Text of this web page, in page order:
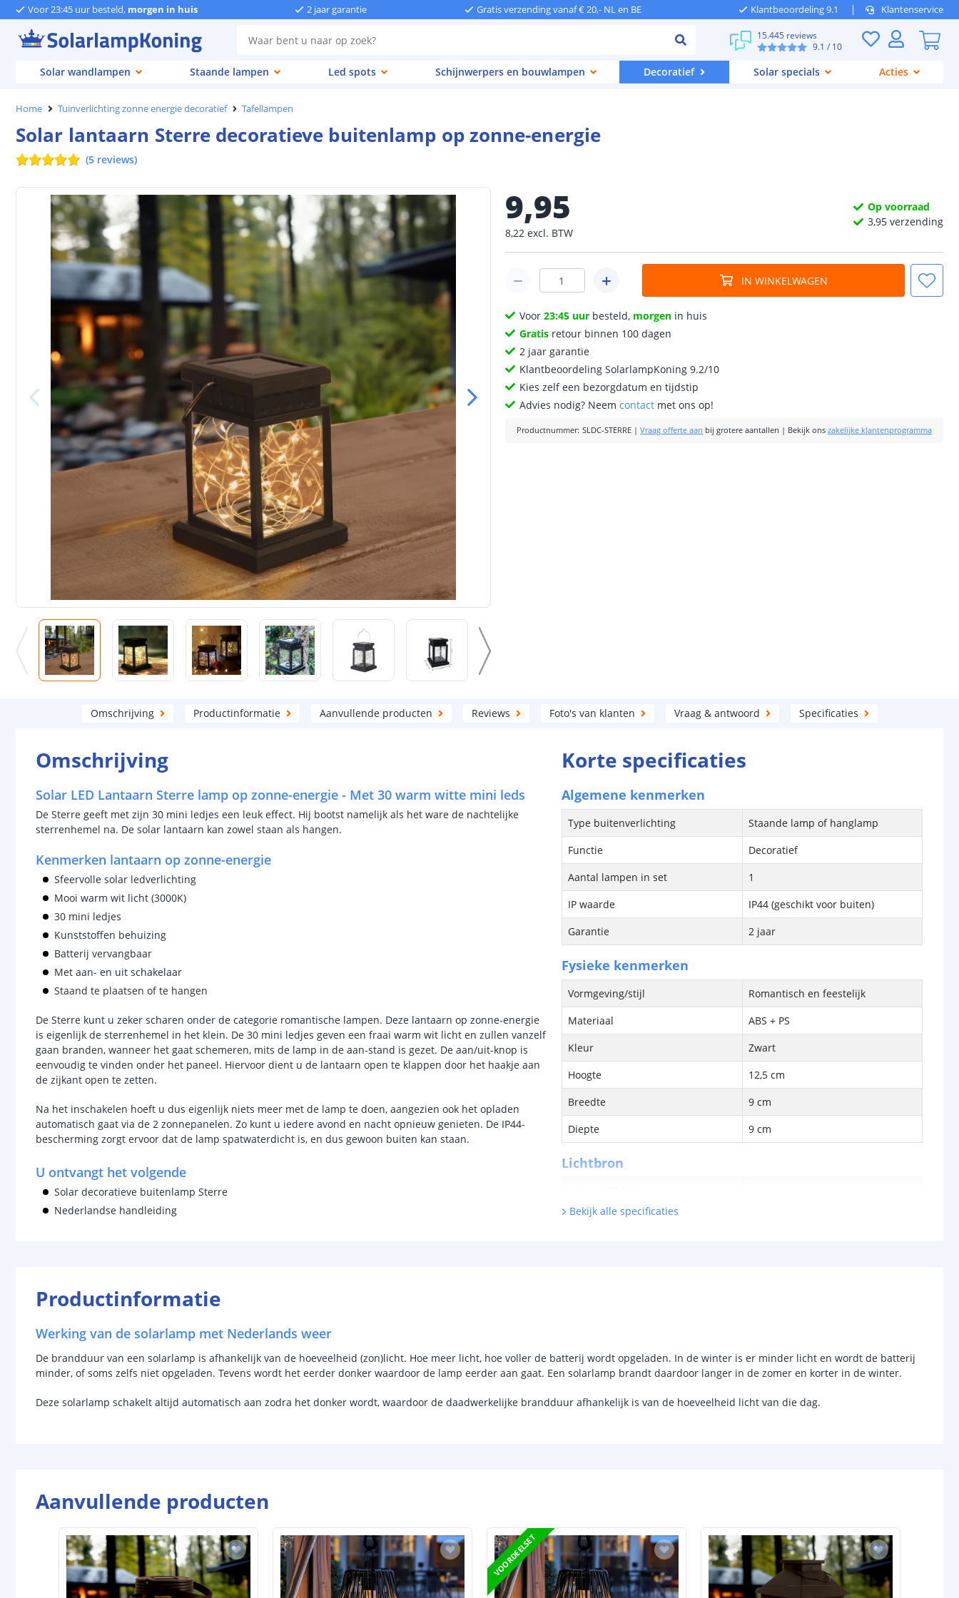
Voor 23:45 uur besteld, morgen in huis 2 jaar garantie Gratis verzending vanaf € 20,- NL en BE Klantbeoordeling 9.1 Klantenservice
15.445 reviews
9.1 / 10
Solar wandlampen Staande lampen Led spots Schijnwerpers en bouwlampen Decoratief Solar specials Acties
Home Tuinverlichting zonne energie decoratief Tafellampen
Solar lantaarn Sterre decoratieve buitenlamp op zonne-energie
(5 reviews)
9,95
8,22 excl. BTW
Op voorraad
3,95 verzending
IN WINKELWAGEN
Voor23:45 uur besteld, morgen in huis
Gratis retour binnen 100 dagen
2 jaar garantie
Klantbeoordeling SolarlampKoning 9.2/10
Kies zelf een bezorgdatum en tijdstip
Advies nodig? Neemcontact met ons op!
Productnummer: SLDC-STERRE |Vraag offerte aan bij grotere aantallen | Bekijk ons zakelijke klantenprogramma
Omschrijving Productinformatie Aanvullende producten Reviews Foto's van klanten Vraag & antwoord Specificaties
Omschrijving
Solar LED Lantaarn Sterre lamp op zonne-energie - Met 30 warm witte mini leds
De Sterre geeft met zijn 30 mini ledjes een leuk effect. Hij bootst namelijk als het ware de nachtelijke
sterrenhemel na. De solar lantaarn kan zowel staan als hangen.
Kenmerken lantaarn op zonne-energie
Sfeervolle solar ledverlichting
Mooi warm wit licht (3000K)
30 mini ledjes
Kunststoffen behuizing
Batterij vervangbaar
Met aan- en uit schakelaar
Staand te plaatsen of te hangen
De Sterre kunt u zeker scharen onder de categorie romantische lampen. Deze lantaarn op zonne-energie
is eigenlijk de sterrenhemel in het klein. De 30 mini ledjes geven een fraai warm wit licht en zullen vanzelf
gaan branden, wanneer het gaat schemeren, mits de lamp in de aan-stand is gezet. De aan/uit-knop is
eenvoudig te vinden onder het paneel. Hiervoor dient u de lantaarn open te klappen door het haakje aan
de zijkant open te zetten.
Na het inschakelen hoeft u dus eigenlijk niets meer met de lamp te doen, aangezien ook het opladen
automatisch gaat via de 2 zonnepanelen. Zo kunt u iedere avond en nacht opnieuw genieten. De IP44-
bescherming zorgt ervoor dat de lamp spatwaterdicht is, en dus gewoon buiten kan staan.
U ontvangt het volgende
Solar decoratieve buitenlamp Sterre
Nederlandse handleiding
Korte specificaties
Algemene kenmerken
Type buitenverlichting
Staande lamp of hanglamp
Functie
Decoratief
Aantal lampen in set
1
IP waarde
IP44 (geschikt voor buiten)
Garantie
2 jaar
Fysieke kenmerken
Vormgeving/stijl
Romantisch en feestelijk
Materiaal
ABS + PS
Kleur
Zwart
Hoogte
12,5 cm
Breedte
9 cm
Diepte
9 cm
Lichtbron
Type LED
Vermogen
0.1 W
Detectiehoek
-
Schakelaar aan/uit
Ja
Aantal lichtstanden
-
Bekijk alle specificaties
Productinformatie
Werking van de solarlamp met Nederlands weer
De brandduur van een solarlamp is afhankelijk van de hoeveelheid (zon)licht. Hoe meer licht, hoe voller de batterij wordt opgeladen. In de winter is er minder licht en wordt de batterij
minder, of soms zelfs niet opgeladen. Tevens wordt het eerder donker waardoor de lamp eerder aan gaat. Een solarlamp brandt daardoor langer in de zomer en korter in de winter.
Deze solarlamp schakelt altijd automatisch aan zodra het donker wordt, waardoor de daadwerkelijke brandduur afhankelijk is van de hoeveelheid licht van die dag.
Aanvullende producten
VOORDEELSET